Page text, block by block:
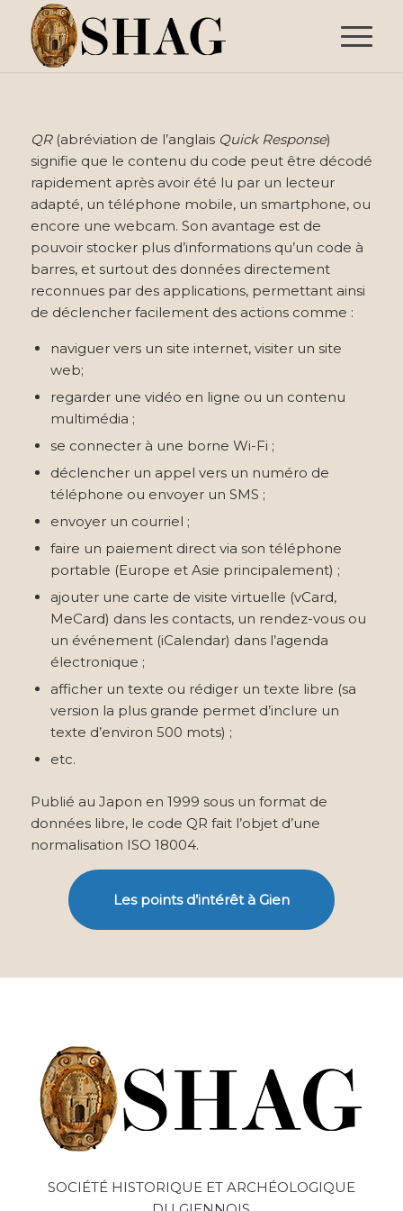
QR(abréviation de l’anglais Quick Response)
signifie que le contenu du code peut être décodé
rapidement après avoir été lu par un lecteur
adapté, un téléphone mobile, un smartphone, ou
encore une webcam. Son avantage est de
pouvoir stocker plus d’informations qu’un code à
barres, et surtout des données directement
reconnues par des applications, permettant ainsi
de déclencher facilement des actions comme :
naviguer vers un site internet, visiter un site
web;
regarder une vidéo en ligne ou un contenu
multimédia ;
se connecter à une borne Wi-Fi ;
déclencher un appel vers un numéro de
téléphone ou envoyer un SMS ;
envoyer un courriel ;
faire un paiement direct via son téléphone
portable (Europe et Asie principalement) ;
ajouter une carte de visite virtuelle (vCard,
MeCard) dans les contacts, un rendez-vous ou
un événement (iCalendar) dans l’agenda
électronique ;
afficher un texte ou rédiger un texte libre (sa
version la plus grande permet d’inclure un
texte d’environ 500 mots) ;
etc.
Publié au Japon en 1999 sous un format de
données libre, le code QR fait l’objet d’une
normalisation ISO 18004.
Les points d’intérêt à Gien
SOCIÉTÉ HISTORIQUE ET ARCHÉOLOGIQUE